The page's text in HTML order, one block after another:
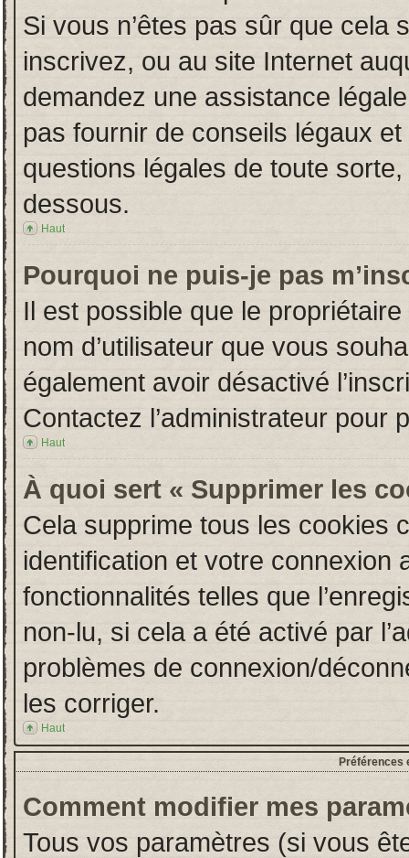
Si vous n’êtes pas sûr que cela
inscrivez, ou au site Internet
demandez une assistance
pas fournir de conseils légaux
questions légales de toute
dessous.
Haut
Pourquoi ne puis-je pas
Il est possible que le
nom d’utilisateur que vous
également avoir désactivé
Contactez l’administrateur pour
Haut
À quoi sert « Supprimer les
Cela supprime tous les cookies
identification et votre connexion
fonctionnalités telles que
non-lu, si cela a été activé par
problèmes de connexion/
les corriger.
Haut
Préférences
Comment modifier mes
Tous vos paramètres (si vous